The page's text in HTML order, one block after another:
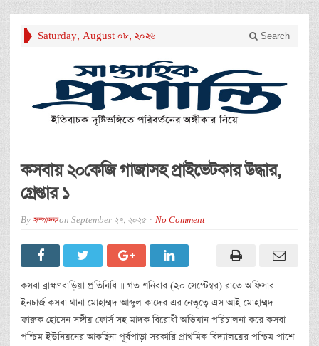
Saturday, August 08, 2026 Search
কসবায় ২০কেজি গাজাসহ প্রাইভেটকার উদ্ধার,
গ্রেপ্তার ১
By সম্পাদকon September 27, 2025 No Comment
কসবা ব্রাহ্মণবাড়িয়া প্রতিনিধি ॥ গত শনিবার (২০ সেপ্টেম্বর) রাতে অফিসার
ইনচার্জ কসবা থানা মোহাম্মদ আব্দুল কাদের এর নেতৃত্বে এস আই মোহাম্মদ
ফারুক হোসেন সঙ্গীয় ফোর্স সহ মাদক বিরোধী অভিযান পরিচালনা করে কসবা
পশ্চিম ইউনিয়নের আকছিনা পূর্বপাড়া সরকারি প্রাথমিক বিদ্যালয়ের পশ্চিম পাশে